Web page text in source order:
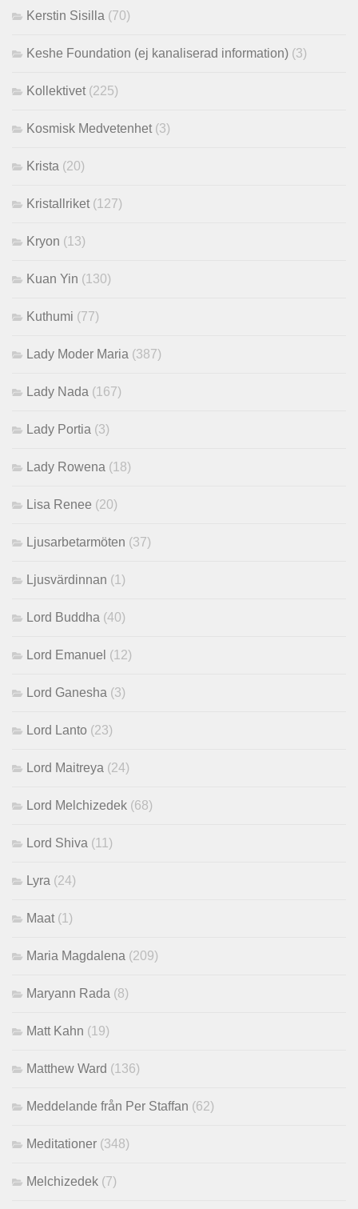
Kerstin Sisilla (70)
Keshe Foundation (ej kanaliserad information) (3)
Kollektivet (225)
Kosmisk Medvetenhet (3)
Krista (20)
Kristallriket (127)
Kryon (13)
Kuan Yin (130)
Kuthumi (77)
Lady Moder Maria (387)
Lady Nada (167)
Lady Portia (3)
Lady Rowena (18)
Lisa Renee (20)
Ljusarbetarmöten (37)
Ljusvärdinnan (1)
Lord Buddha (40)
Lord Emanuel (12)
Lord Ganesha (3)
Lord Lanto (23)
Lord Maitreya (24)
Lord Melchizedek (68)
Lord Shiva (11)
Lyra (24)
Maat (1)
Maria Magdalena (209)
Maryann Rada (8)
Matt Kahn (19)
Matthew Ward (136)
Meddelande från Per Staffan (62)
Meditationer (348)
Melchizedek (7)